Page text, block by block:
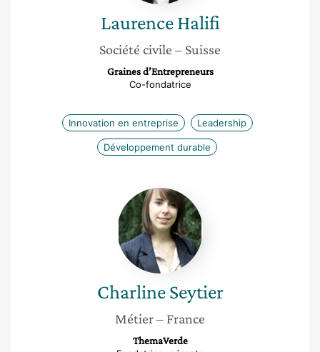
Laurence Halifi
Société civile – Suisse
Graines d’Entrepreneurs
Co-fondatrice
Innovation en entreprise Leadership
Développement durable
Charline
Seytier
Charline Seytier
Métier– France
ThemaVerde